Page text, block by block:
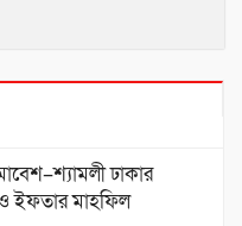
ঢাকার
ইফতার মাহফিল